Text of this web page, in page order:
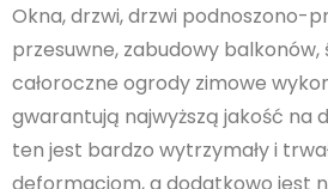
Okna, drzwi, drzwi podnoszono-
przesuwne, zabudowy balkonów,
całoroczne ogrody zimowe
gwarantują najwyższą jakość na
ten jest bardzo wytrzymały i
deformacjom, a dodatkowo jest